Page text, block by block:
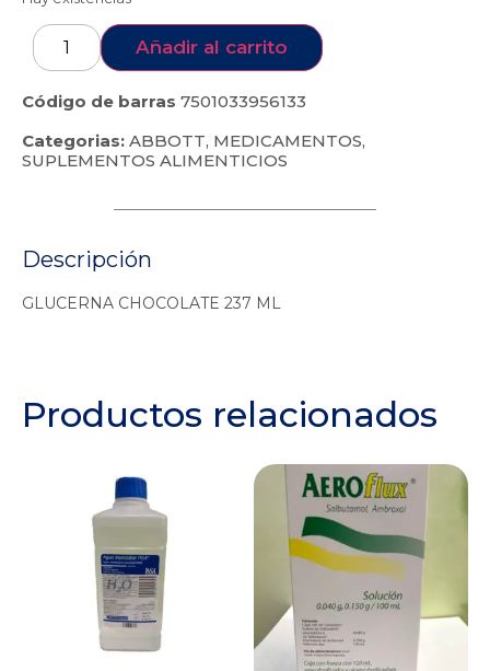
Añadir al carrito
Código de barras 7501033956133
Categorias: ABBOTT, MEDICAMENTOS,
SUPLEMENTOS ALIMENTICIOS
Descripción
GLUCERNA CHOCOLATE 237 ML
Productos relacionados